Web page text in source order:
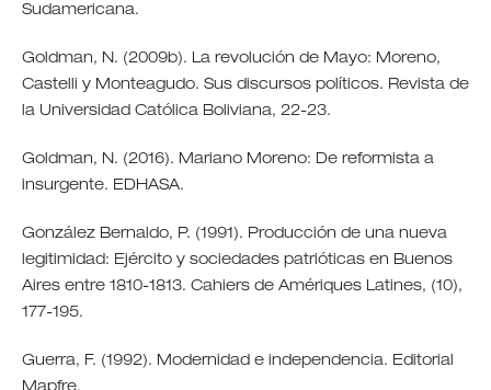
Sudamericana.
Goldman, N. (2009b). La revolución de Mayo: Moreno,
Castelli y Monteagudo. Sus discursos políticos. Revista de
la Universidad Católica Boliviana, 22-23.
Goldman, N. (2016). Mariano Moreno: De reformista a
insurgente. EDHASA.
González Bernaldo, P. (1991). Producción de una nueva
legitimidad: Ejército y sociedades patrióticas en Buenos
Aires entre 1810-1813. Cahiers de Amériques Latines, (10),
177-195.
Guerra, F. (1992). Modernidad e independencia. Editorial